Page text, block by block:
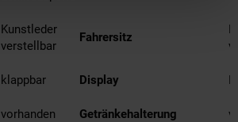
Kunstleder
verstellbar
Fahrersitz
klappbar Display
vorhanden Getränkehalterung